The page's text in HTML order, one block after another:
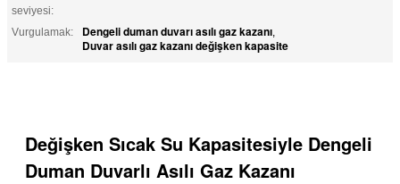
seviyesi:
Vurgulamak: Dengeli duman duvarı asılı gaz kazanı,
Duvar asılı gaz kazanı değişken kapasite
Değişken Sıcak Su Kapasitesiyle Dengeli
Duman Duvarlı Asılı Gaz Kazanı